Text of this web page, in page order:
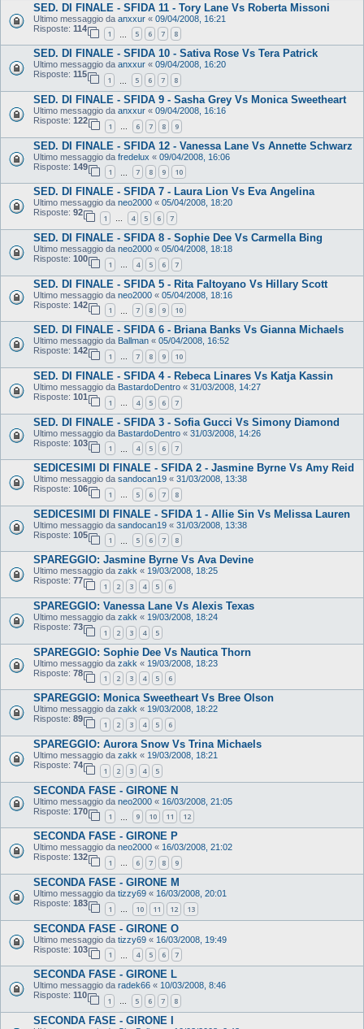
SED. DI FINALE - SFIDA 11 - Tory Lane Vs Roberta Missoni
Ultimo messaggio da anxxur « 09/04/2008, 16:21
Risposte: 114
1 5 6 7 8
SED. DI FINALE - SFIDA 10 - Sativa Rose Vs Tera Patrick
Ultimo messaggio da anxxur « 09/04/2008, 16:20
Risposte: 115
1 5 6 7 8
SED. DI FINALE - SFIDA 9 - Sasha Grey Vs Monica Sweetheart
Ultimo messaggio da anxxur « 09/04/2008, 16:16
Risposte: 122
1 … 6 7 8 9
SED. DI FINALE - SFIDA 12 - Vanessa Lane Vs Annette Schwarz
Ultimo messaggio da fredelux « 09/04/2008, 16:06
Risposte: 149
1 7 8 9 10
SED. DI FINALE - SFIDA 7 - Laura Lion Vs Eva Angelina
Ultimo messaggio da neo2000 « 05/04/2008, 18:20
Risposte: 92
1 … 4 5 6 7
SED. DI FINALE - SFIDA 8 - Sophie Dee Vs Carmella Bing
Ultimo messaggio da neo2000 « 05/04/2008, 18:18
Risposte: 100
1 … 4 5 6 7
SED. DI FINALE - SFIDA 5 - Rita Faltoyano Vs Hillary Scott
Ultimo messaggio da neo2000 « 05/04/2008, 18:16
Risposte: 142
1 7 8 9 10
SED. DI FINALE - SFIDA 6 - Briana Banks Vs Gianna Michaels
Ultimo messaggio da Ballman « 05/04/2008, 16:52
Risposte: 142
1 … 7 8 9 10
SED. DI FINALE - SFIDA 4 - Rebeca Linares Vs Katja Kassin
Ultimo messaggio da BastardoDentro « 31/03/2008, 14:27
Risposte: 101
1 … 4 5 6 7
SED. DI FINALE - SFIDA 3 - Sofia Gucci Vs Simony Diamond
Ultimo messaggio da BastardoDentro « 31/03/2008, 14:26
Risposte: 103
1 4 5 6 7
SEDICESIMI DI FINALE - SFIDA 2 - Jasmine Byrne Vs Amy Reid
Ultimo messaggio da sandocan19 « 31/03/2008, 13:38
Risposte: 106
1 … 5 6 7 8
SEDICESIMI DI FINALE - SFIDA 1 - Allie Sin Vs Melissa Lauren
Ultimo messaggio da sandocan19 « 31/03/2008, 13:38
Risposte: 105
1 5 6 7 8
SPAREGGIO: Jasmine Byrne Vs Ava Devine
Ultimo messaggio da zakk « 19/03/2008, 18:25
Risposte: 77
1 2 3 4 5 6
SPAREGGIO: Vanessa Lane Vs Alexis Texas
Ultimo messaggio da zakk « 19/03/2008, 18:24
Risposte: 73
1 2 3 4 5
SPAREGGIO: Sophie Dee Vs Nautica Thorn
Ultimo messaggio da zakk « 19/03/2008, 18:23
Risposte: 78
1 2 3 4 5 6
SPAREGGIO: Monica Sweetheart Vs Bree Olson
Ultimo messaggio da zakk « 19/03/2008, 18:22
Risposte: 89
1 2 3 4 5 6
SPAREGGIO: Aurora Snow Vs Trina Michaels
Ultimo messaggio da zakk « 19/03/2008, 18:21
Risposte: 74
1 2 3 4 5
SECONDA FASE - GIRONE N
Ultimo messaggio da neo2000 « 16/03/2008, 21:05
Risposte: 170
1 9 10 11 12
SECONDA FASE - GIRONE P
Ultimo messaggio da neo2000 « 16/03/2008, 21:02
Risposte: 132
1 … 6 7 8 9
SECONDA FASE - GIRONE M
Ultimo messaggio da tizzy69 « 16/03/2008, 20:01
Risposte: 183
1 … 10 11 12 13
SECONDA FASE - GIRONE O
Ultimo messaggio da tizzy69 « 16/03/2008, 19:49
Risposte: 103
1 4 5 6 7
SECONDA FASE - GIRONE L
Ultimo messaggio da radek66 « 10/03/2008, 8:46
Risposte: 110
1 … 5 6 7 8
SECONDA FASE - GIRONE I